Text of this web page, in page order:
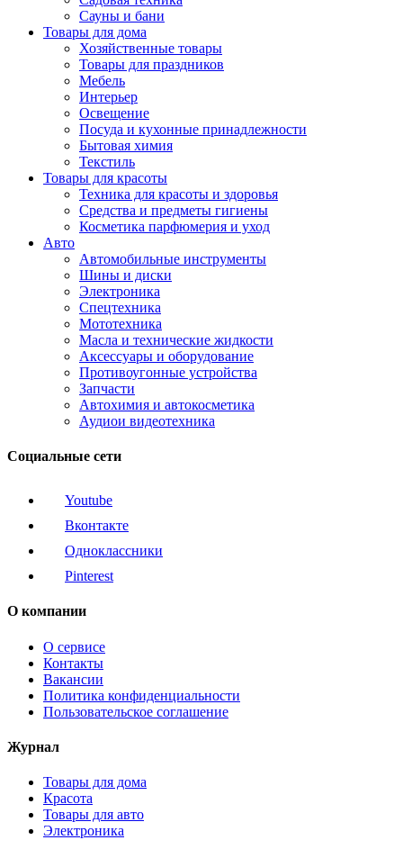
Сауны и бани
Товары для дома
Хозяйственные товары
Товары для праздников
Мебель
Интерьер
Освещение
Посуда и кухонные принадлежности
Бытовая химия
Текстиль
Товары для красоты
Техника для красоты и здоровья
Средства и предметы гигиены
Косметика парфюмерия и уход
Авто
Автомобильные инструменты
Шины и диски
Электроника
Спецтехника
Мототехника
Масла и технические жидкости
Аксессуары и оборудование
Противоугонные устройства
Запчасти
Автохимия и автокосметика
Аудиои видеотехника
Социальные сети
Youtube
Вконтакте
Одноклассники
Pinterest
О компании
О сервисе
Контакты
Вакансии
Политика конфиденциальности
Пользовательское соглашение
Журнал
Товары для дома
Красота
Товары для авто
Электроника